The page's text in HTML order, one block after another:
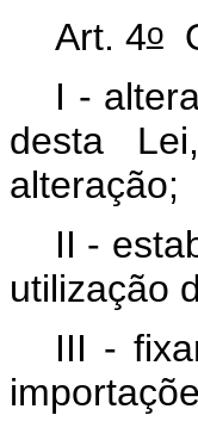
Art. 4o
I -
desta
alteração;
II -
utilização
III -